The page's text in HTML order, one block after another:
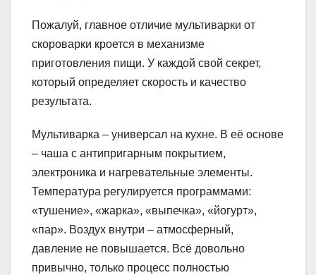
Пожалуй, главное отличие мультиварки от
скороварки кроется в механизме
приготовления пищи. У каждой свой секрет,
который определяет скорость и качество
результата.
Мультиварка – универсал на кухне. В её основе
– чаша с антипригарным покрытием,
электроника и нагревательные элементы.
Температура регулируется программами:
«тушение», «жарка», «выпечка», «йогурт»,
«пар». Воздух внутри – атмосферный,
давление не повышается. Всё довольно
привычно, только процесс полностью